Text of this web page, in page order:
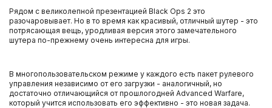
Рядом с великолепной презентацией Black Ops 2 это
разочаровывает. Но в то время как красивый, отличный шутер - это
потрясающая вещь, уродливая версия этого замечательного
шутера по-прежнему очень интересна для игры.
В многопользовательском режиме у каждого есть пакет рулевого
управления независимо от его загрузки - аналогичный, но
достаточно отличающийся от прошлогодней Advanced Warfare,
который учится использовать его эффективно - это новая задача.